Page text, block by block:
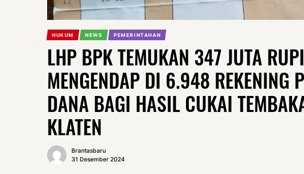
HUKUM NEWS PEMERINTAHAN
LHP BPK TEMUKAN 347 JUTA
MENGENDAP DI 6.948 REKENING
DANA BAGI HASIL CUKAI
KLATEN
Brantasbaru
31 Desember 2024